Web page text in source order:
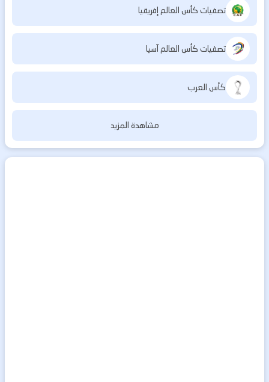
تصفيات كأس العالم إفريقيا
تصفيات كأس العالم آسيا
كأس العرب
مشاهدة المزيد